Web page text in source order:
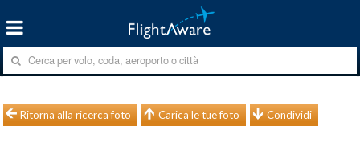
Ritorna alla ricerca foto Carica le tue foto Condividi